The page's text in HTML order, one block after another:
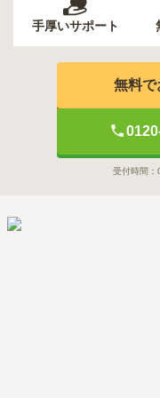
手厚いサポート
無料で
受付時間：